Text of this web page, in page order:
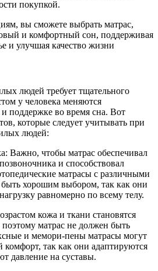
покупкой.
вы сможете выбрать матрас,
и комфортный сон, поддерживая
и улучшая качество жизни
людей требует тщательного
у человека меняются
поддержке во время сна. Вот
которые следует учитывать при
людей:
Важно, чтобы матрас обеспечивал
и способствовал
матрасы с различными
хорошим выбором, так как они
равномерно по всему телу.
кожа и ткани становятся
матрас не должен быть
и мемори-пены матрасы могут
комфорт, так как они адаптируются
давление на суставы.